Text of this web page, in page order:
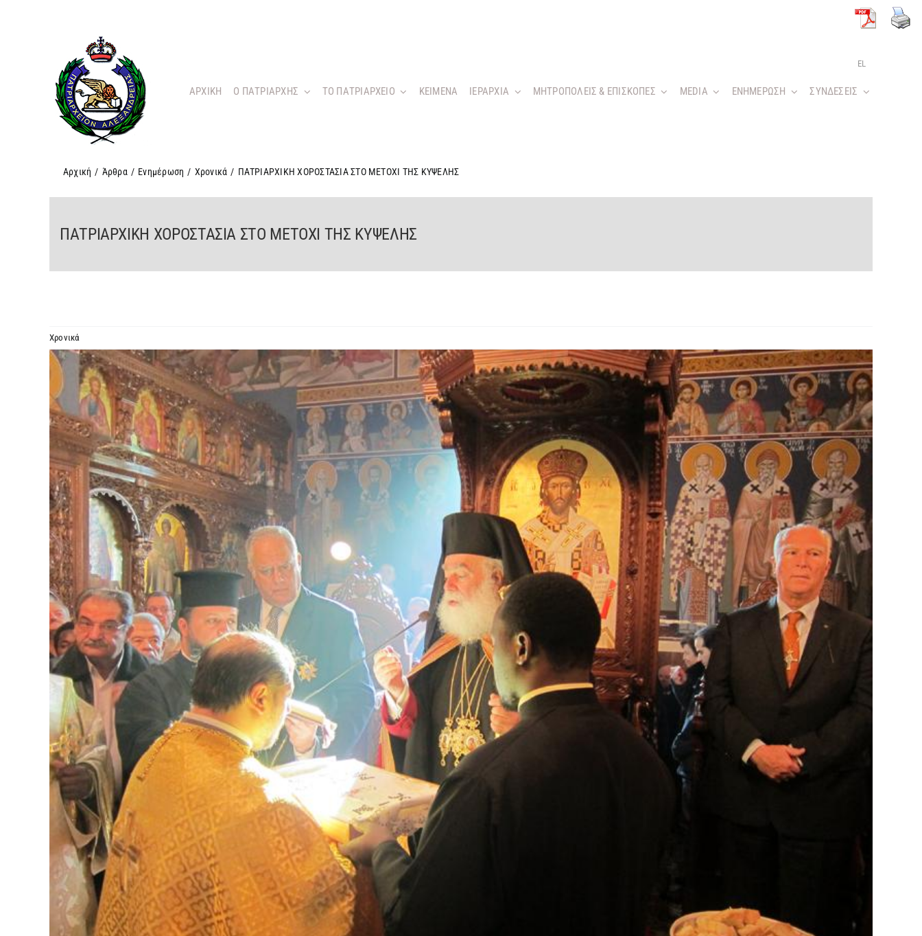
EL
ΑΡΧΙΚΗ O ΠΑΤΡΙΑΡΧΗΣ ΤΟ ΠΑΤΡΙΑΡΧΕΙΟ KEIMENA ΙΕΡΑΡΧΙΑ ΜΗΤΡΟΠΟΛΕΙΣ & ΕΠΙΣΚΟΠΕΣ MEDIA ΕΝΗΜΕΡΩΣΗ ΣΥΝΔΕΣΕΙΣ
Αρχική / Άρθρα / Ενημέρωση / Χρονικά / ΠΑΤΡΙΑΡΧΙΚΗ ΧΟΡΟΣΤΑΣΙΑ ΣΤΟ ΜΕΤΟΧΙ ΤΗΣ ΚΥΨΕΛΗΣ
ΠΑΤΡΙΑΡΧΙΚΗ ΧΟΡΟΣΤΑΣΙΑ ΣΤΟ ΜΕΤΟΧΙ ΤΗΣ ΚΥΨΕΛΗΣ
Χρονικά
Προβολή
μεγαλύτερης
εικόνας